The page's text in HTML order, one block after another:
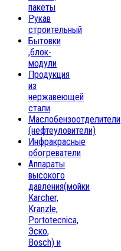
пакеты
Рукав
строительный
Бытовки
,блок-
модули
Продукция
из
нержавеющей
стали
Маслобензоотделители
(нефтеуловители)
Инфракрасные
обогреватели
Аппараты
высокого
давления(мойки
Karcher,
Kranzle,
Portotecnica,
Эско,
Bosch) и